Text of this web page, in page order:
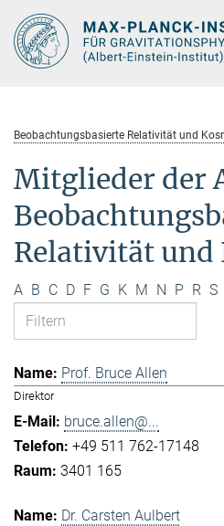
Hauptinhalt
Beobachtungsbasierte Relativität und
Mitglieder der
Relativität und
A B C D F G K M N P R S
Prof. Bruce Allen
Direktor
bruce.allen@...
+49 511 762-17148
3401 165
Dr. Carsten Aulbert